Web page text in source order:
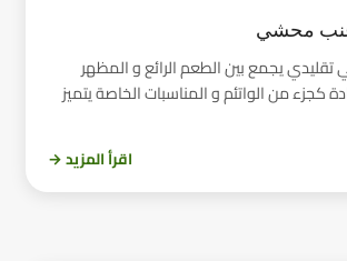
محشي
يجمع بين الطعم الرائع و المظهر
كجزء من الواتئم و المناسبات الخاصة يتميز
اقرأ المزيد →